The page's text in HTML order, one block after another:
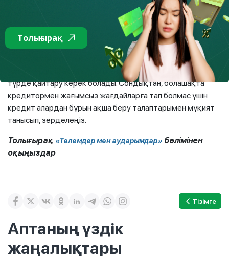
Кредиттік карта дебеттік картамен салыстырғанда
сіздің жеке жинақтарыңызға емес, банктегі ақшаға қол
жеткізуге мүмкіндік береді. Кредит – үлкен
жауапкершілік екенін ұмытпаңыз және ақшаны міндетті
түрде қайтару керек болады. Сондықтан, болашақта
кредитормен жағымсыз жағдайларға тап болмас үшін
кредит алардан бұрын ақша беру талаптарымен мұқият
танысып, зерделеңіз.
Толығырақ «Төлемдер мен аударымдар» бөлімінен
оқыңыздар
Тізімге
Аптаның үздік
жаңалықтары
Толығырақ